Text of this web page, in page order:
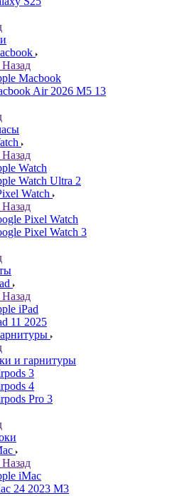
Назад
Macbook
Air 2026 M5 13
Назад
Watch
Watch Ultra 2
Watch
Назад
Pixel Watch
Pixel Watch 3
Назад
iPad
11 2025
и гарнитуры
3
4
Pro 3
Назад
iMac
24 2023 M3